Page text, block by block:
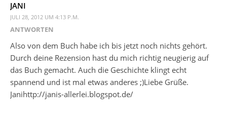
JANI
JULI 28, 2012 UM 4:13 P.M.
ANTWORTEN
Also von dem Buch habe ich bis jetzt noch nichts gehört.
Durch deine Rezension hast du mich richtig neugierig auf
das Buch gemacht. Auch die Geschichte klingt echt
spannend und ist mal etwas anderes ;)Liebe Grüße.
Janihttp://janis-allerlei.blogspot.de/